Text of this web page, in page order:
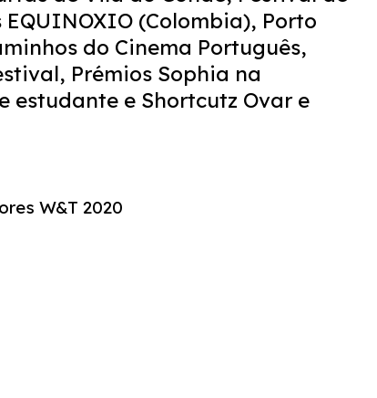
(Colombia), Porto
do Cinema Português,
Prémios Sophia na
estudante e Shortcutz Ovar e
W&T 2020